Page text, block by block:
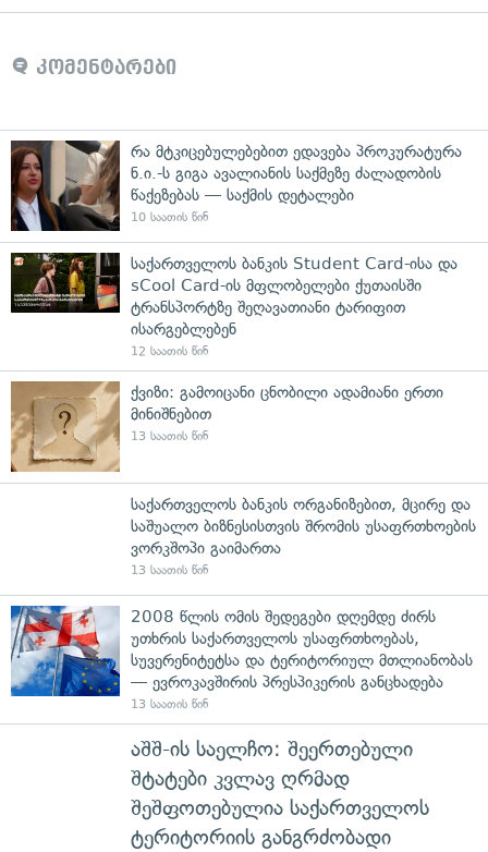
კომენტარები
რა მტკიცებულებებით ედავება პროკურატურა
ნ.ი.-ს გიგა ავალიანის საქმეზე ძალადობის
წაქეზებას — საქმის დეტალები
10 საათის წინ
საქართველოს ბანკის Student Card-ისა და
sCool Card-ის მფლობელები ქუთაისში
ტრანსპორტზე შეღავათიანი ტარიფით
ისარგებლებენ
12 საათის წინ
ქვიზი: გამოიცანი ცნობილი ადამიანი ერთი
მინიშნებით
13 საათის წინ
საქართველოს ბანკის ორგანიზებით, მცირე და
საშუალო ბიზნესისთვის შრომის უსაფრთხოების
ვორკშოპი გაიმართა
13 საათის წინ
2008 წლის ომის შედეგები დღემდე ძირს
უთხრის საქართველოს უსაფრთხოებას,
სუვერენიტეტსა და ტერიტორიულ მთლიანობას
— ევროკავშირის პრესპიკერის განცხადება
13 საათის წინ
აშშ-ის საელჩო: შეერთებული
შტატები კვლავ ღრმად
შეშფოთებულია საქართველოს
ტერიტორიის განგრძობადი